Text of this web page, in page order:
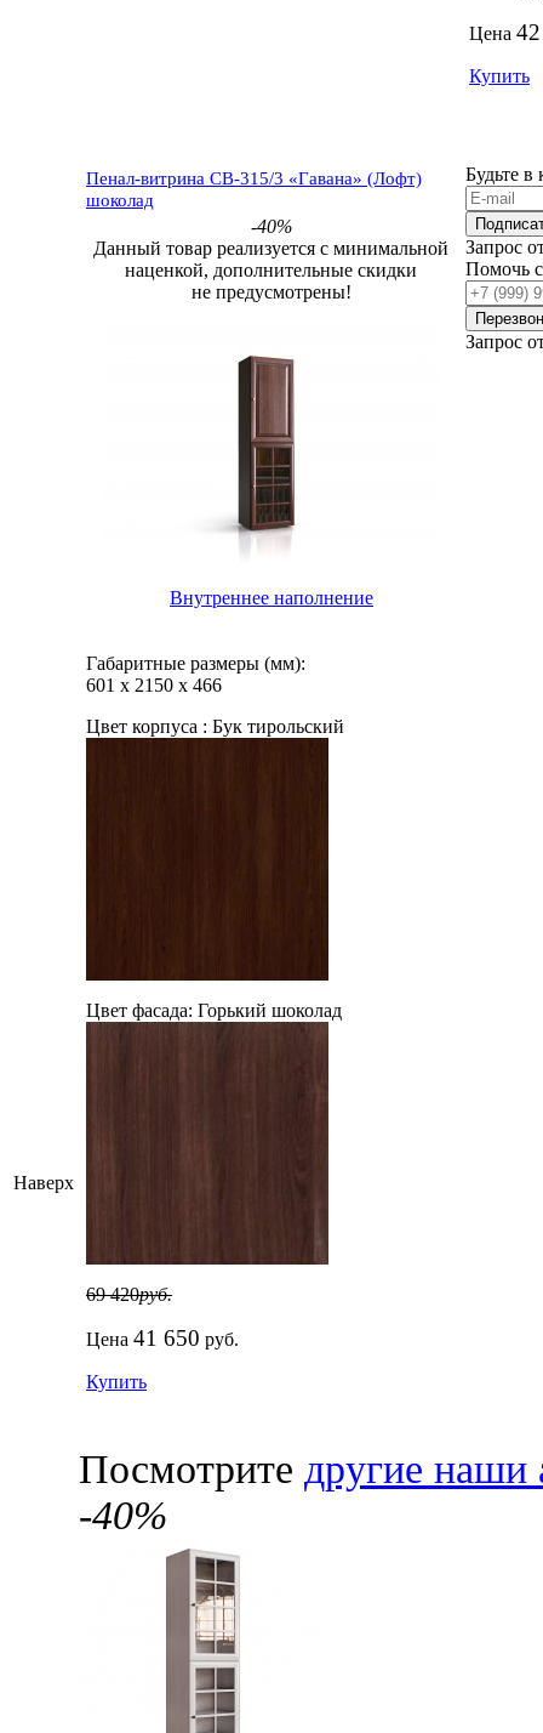
Наверх
Цена
Купить
Пенал-витрина СВ-315/3 «Гавана» (Лофт)
шоколад
-40%
Данный товар реализуется с минимальной
наценкой, дополнительные скидки
не предусмотрены!
Внутреннее наполнение
Габаритные размеры (мм):
601 х 2150 х 466
Цвет корпуса : Бук тирольский
Цвет фасада: Горький шоколад
69 420руб.
Цена 41 650 руб.
Купить
Будьте в
Запрос
Помочь
Запрос
Посмотрите другие наши
-40%